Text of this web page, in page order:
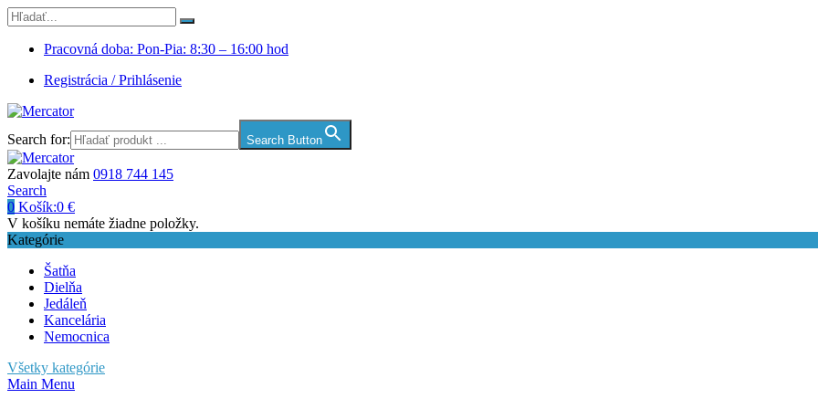
Pracovná doba: Pon-Pia: 8:30 – 16:00 hod
Registrácia / Prihlásenie
Search for: Search Button
Zavolajte nám 0918 744 145
Search
0 Košík:0 €
V košíku nemáte žiadne položky.
Kategórie
Šatňa
Dielňa
Jedáleň
Kancelária
Nemocnica
Všetky kategórie
Main Menu